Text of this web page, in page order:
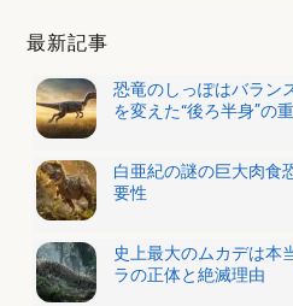
最新記事
恐竜のしっぽはバラン
を変えた“後ろ半身”の
白亜紀の謎の巨大肉食
要性
史上最大のムカデは本
ラの正体と絶滅理由